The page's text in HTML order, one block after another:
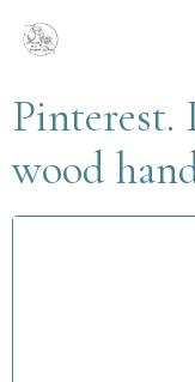
Pinterest.
wood